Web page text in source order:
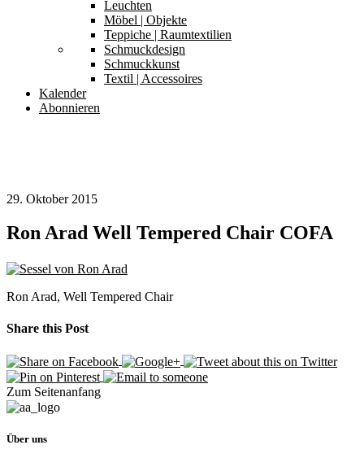
Leuchten
Möbel | Objekte
Teppiche | Raumtextilien
Schmuckdesign
Schmuckkunst
Textil | Accessoires
Kalender
Abonnieren
29. Oktober 2015
Ron Arad Well Tempered Chair COFA
Ron Arad, Well Tempered Chair
Share this Post
Zum Seitenanfang
Über uns